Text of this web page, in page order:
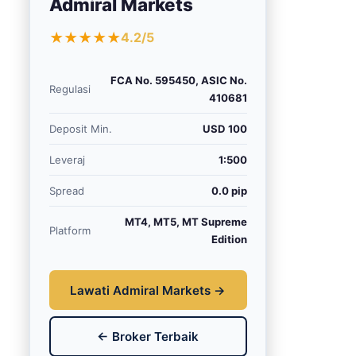
★★★★★4.2/5
Regulasi
FCA No. 595450, ASIC No.
410681
Deposit Min. USD 100
Leveraj 1:500
Spread 0.0 pip
Platform
MT4, MT5, MT Supreme
Edition
Lawati Admiral Markets →
← Broker Terbaik